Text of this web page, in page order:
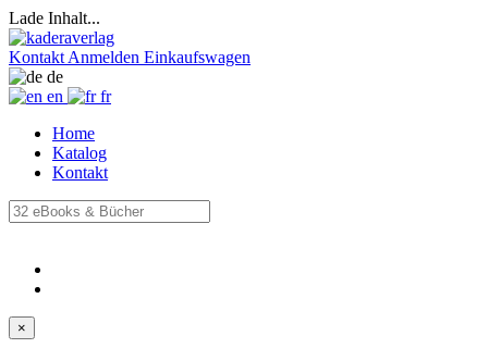
Lade Inhalt...
Kontakt Anmelden Einkaufswagen
de
en
fr
Home
Katalog
Kontakt
×